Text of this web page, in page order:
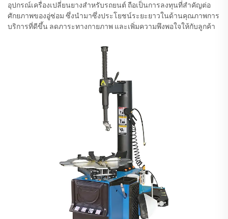
อุปกรณ์เครื่องเปลี่ยนยางสำหรับรถยนต์ ถือเป็นการลงทุนที่สำคัญต่อ
ศักยภาพของอู่ซ่อม ซึ่งนำมาซึ่งประโยชน์ระยะยาวในด้านคุณภาพการ
บริการที่ดีขึ้น ลดภาระทางกายภาพ และเพิ่มความพึงพอใจให้กับลูกค้า